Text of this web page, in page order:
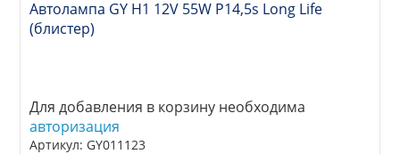
Автолампа GY Н1 12V 55W P14,5s Long Life
(блистер)
Для добавления в корзину необходима
авторизация
Артикул: GY011123